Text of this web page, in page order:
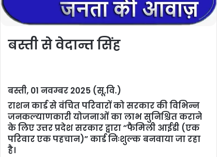
बस्ती से वेदान्त सिंह
बस्ती, 01 नवम्बर 2025 (सू.वि.)
राशन कार्ड से वंचित परिवारों को सरकार की विभिन्न
जनकल्याणकारी योजनाओं का लाभ सुनिश्चित कराने
के लिए उत्तर प्रदेश सरकार द्वारा “फैमिली आईडी (एक
परिवार एक पहचान)” कार्ड निःशुल्क बनवाया जा रहा
है।